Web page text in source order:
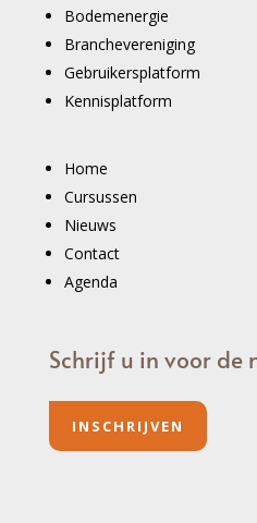
Bodemenergie
Branchevereniging
Gebruikersplatform
Kennisplatform
Home
Cursussen
Nieuws
Contact
Agenda
Schrijf u in voor de
INSCHRIJVEN